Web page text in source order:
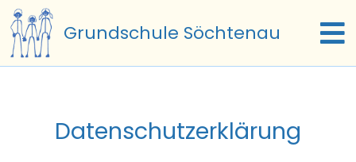
Zum
Inhalt
springen
Grundschule Söchtenau
Datenschutzerklärung